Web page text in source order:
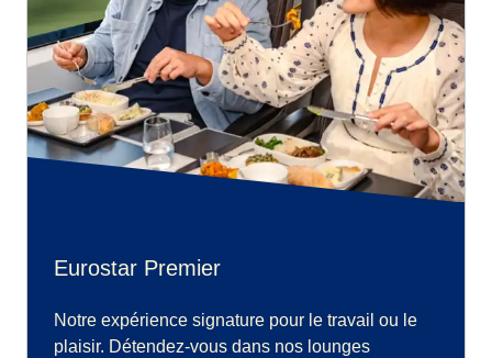
Eurostar Premier
Notre expérience signature pour le travail ou le
plaisir. Détendez-vous dans nos lounges